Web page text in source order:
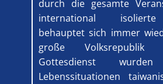
durch die gesamte
international
behauptet sich immer
große
Gottesdienst wurden
Lebenssituationen